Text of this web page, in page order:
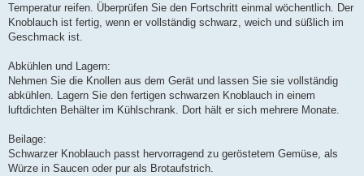
Temperatur reifen. Überprüfen Sie den Fortschritt einmal wöchentlich. Der
Knoblauch ist fertig, wenn er vollständig schwarz, weich und süßlich im
Geschmack ist.
Abkühlen und Lagern:
Nehmen Sie die Knollen aus dem Gerät und lassen Sie sie vollständig
abkühlen. Lagern Sie den fertigen schwarzen Knoblauch in einem
luftdichten Behälter im Kühlschrank. Dort hält er sich mehrere Monate.
Beilage:
Schwarzer Knoblauch passt hervorragend zu geröstetem Gemüse, als
Würze in Saucen oder pur als Brotaufstrich.